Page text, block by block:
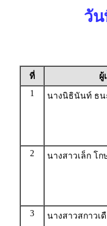
วัน
ที่
ผู้
1
นางนิธินันท์ ธน
2 นางสาวเล็ก โก
3 นางสาวสกาวเ